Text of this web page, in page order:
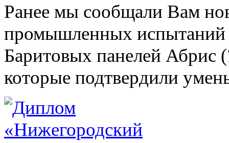
Ранее мы сообщали Вам
промышленных испытаний
Баритовых панелей Абрис (
которые подтвердили